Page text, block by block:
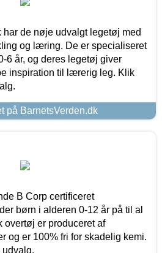
har de nøje udvalgt legetøj med
og læring. De er specialiseret
6 år, og deres legetøj giver
inspiration til lærerig leg. Klik
på BarnetsVerden.dk
B Corp certificeret
børn i alderen 0-12 år på til al
overtøj er produceret af
og er 100% fri for skadelig kemi.
udvalg.